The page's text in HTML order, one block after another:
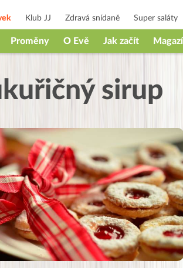
Klub JJ Zdravá snídaně Super saláty
Proměny O Evě Jak začít
sirup